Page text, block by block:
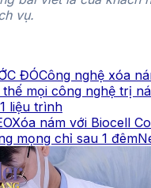
vụ.
ĐÓCông nghệ xóa
mọi công nghệ trị
liệu trình
Xóa nám với Biocell
mọng chỉ sau 1 đêm